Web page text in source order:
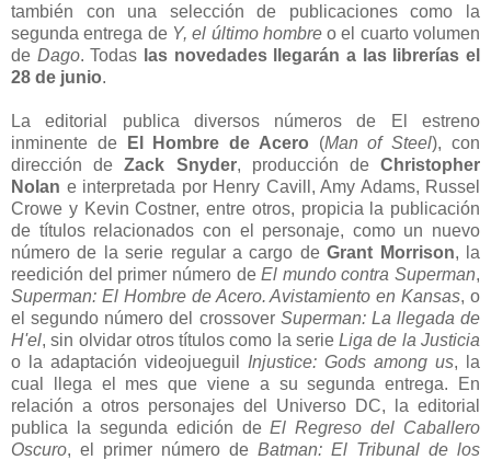
también con una selección de publicaciones como la
segunda entrega de Y, el último hombreo el cuarto volumen
de Dago. Todas las novedades llegarán a las librerías el
28 de junio.
La editorial publica diversos números de El estreno
inminente de
El Hombre de Acero (Man of Steel), con
dirección deZack Snyder, producción deChristopher
Nolan e interpretada por Henry Cavill, Amy Adams, Russel
Crowe y Kevin Costner, entre otros, propicia la publicación
de títulos relacionados con el personaje, como un nuevo
número de la serie regular a cargo deGrant Morrison, la
reedición del primer número deEl mundo contra Superman,
Superman: El Hombre de Acero. Avistamiento en Kansas, o
el segundo número del crossover Superman: La llegada de
H'el, sin olvidar otros títulos como la serieLiga de la Justicia
o la adaptación videojueguil Injustice: Gods among us, la
cual llega el mes que viene a su segunda entrega. En
relación a otros personajes del Universo DC, la editorial
publica la segunda edición deEl Regreso del Caballero
Oscuro, el primer número de Batman: El Tribunal de los